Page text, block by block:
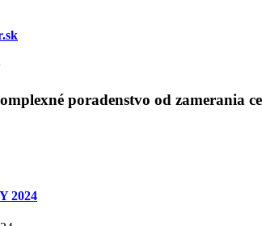
poradenstvo od zamerania
2024